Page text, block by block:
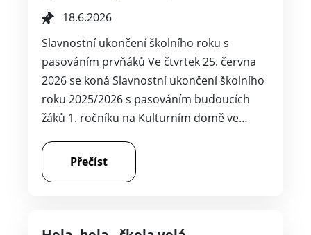
18.6.2026
Slavnostní ukončení školního roku s
pasováním prvňáků Ve čtvrtek 25. června
2026 se koná Slavnostní ukončení školního
roku 2025/2026 s pasováním budoucích
žáků 1. ročníku na Kulturním domě ve…
Přečíst